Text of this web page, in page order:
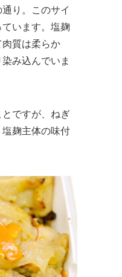
り。このサイ
います。塩麹
質は柔らか
み込んでいま
ですが、ねぎ
麹主体の味付